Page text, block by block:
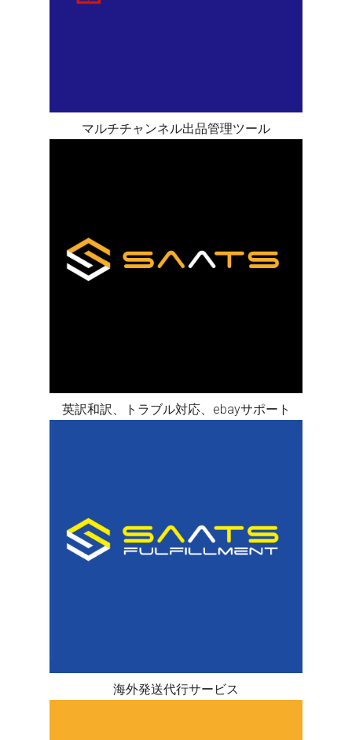
マルチチャンネル出品管理ツール
英訳和訳、トラブル対応、ebayサポート
海外発送代行サービス